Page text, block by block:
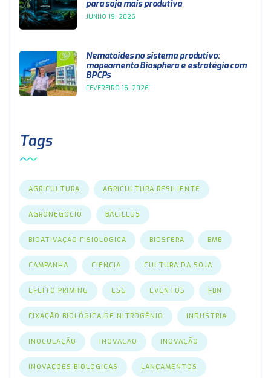
para soja mais produtiva
JUNHO 19, 2026
Nematoides no sistema produtivo:
mapeamento Biosphera e estratégia com
BPCPs
FEVEREIRO 16, 2026
Tags
AGRICULTURA AGRICULTURA RESILIENTE
AGRONEGÓCIO BACILLUS
BIOATIVAÇÃO FISIOLÓGICA BIOSFERA BME
CAMPANHA CIENCIA CULTURA DA SOJA
EFEITO PRIMING ESG EVENTOS FBN
FIXAÇÃO BIOLÓGICA DE NITROGÊNIO INDUSTRIA
INOCULAÇÃO INOVACAO INOVAÇÃO
INOVAÇÕES BIOLÓGICAS LANÇAMENTOS